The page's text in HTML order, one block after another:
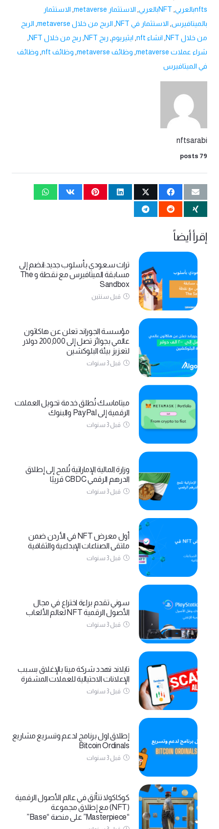
nftsبالعربي , NFTبالعربي , الاستثمار metaverse , الاستثمار
بالميتافيرس, الاستثمار في NFT , الربح من خلال metaverse , الربح
من خلال NFT
, انشاء nft , ايثيريوم, ربح NFT , ربح من خلال NFT
,
شراء عملات metaverse
, وظائف metaverse , وظائف nft , وظائف
في الميتافيرس
nftsarabi
79 posts
إقرأ أيضاً
تراث سعودي بأسلوب جديد:انضم إلى
مسابقة الميتافيرس مع نقطة و The
Sandbox
قبل سنتين
مؤسسة الجوراند تعلن عن هاكاثون
عالمي بجوائز تصل إلى 200,000 دولار
لتعزيز بيئة البلوكشين
قبل 3 سنوات
ميتاماسك تُطلق خدمة تحويل العملات
الرقمية إلى PayPal والبنوك
قبل 3 سنوات
وزارة المالية الإماراتية تُلمح إلى إطلاق
الدرهم الرقمي CBDC قريبًا
قبل 3 سنوات
أول معرض NFT في الأردن ضمن
ملتقى الصناعات الإبداعية والثقافية
قبل 3 سنوات
سوني تقدم براءة اختراع في مجال
الأصول الرقمية NFT لعالم الألعاب
قبل 3 سنوات
تايلاند تهدد شركة ميتا بالإغلاق بسبب
الإعلانات الاحتيالية للعملات المشفرة
قبل 3 سنوات
إطلاق اول برنامج لدعم وتسريع مشاريع
Bitcoin Ordinals
قبل 3 سنوات
كوكاكولا تتألق في عالم الأصول الرقمية
(NFT) مع إطلاق مجموعة
“Masterpiece” على منصة “Base”